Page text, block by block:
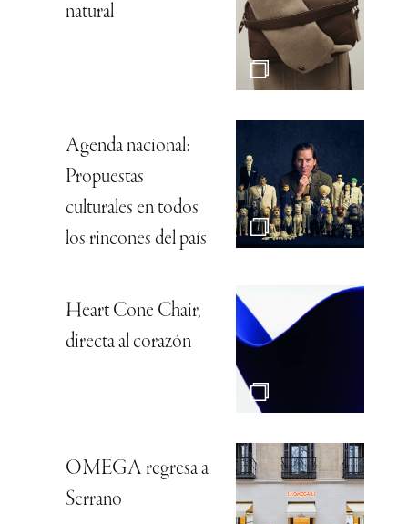
natural
Agenda nacional:
Propuestas
culturales en todos
los rincones del país
Heart Cone Chair,
directa al corazón
OMEGA regresa a
Serrano